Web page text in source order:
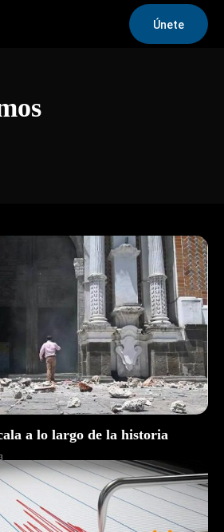
Únete
a lo largo de la historia